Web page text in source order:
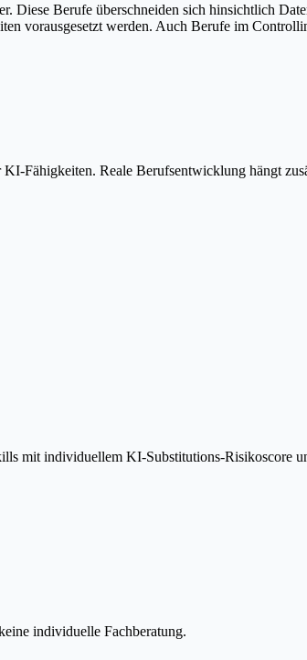
Diese Berufe überschneiden sich hinsichtlich
vorausgesetzt werden. Auch Berufe im
Fähigkeiten. Reale Berufsentwicklung hängt
mit individuellem KI-Substitutions-Risikoscore
individuelle Fachberatung.